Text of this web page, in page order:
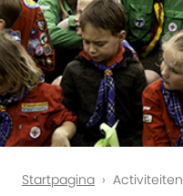
Startpagina Activiteiten